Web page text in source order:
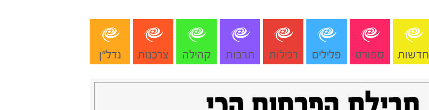
חדשות ספורט פלילים רכילות תרבות קהילה צרכנות נדל"ן